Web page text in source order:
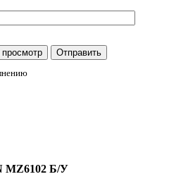
MZ6102 Б/У